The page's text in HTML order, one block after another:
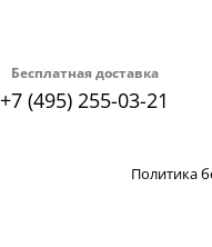
Бесплатная доставка
+7 (495) 255-03-21
Политика